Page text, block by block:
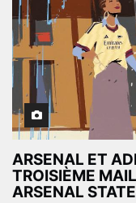
ARSENAL ET
TROISIÈME
ARSENAL